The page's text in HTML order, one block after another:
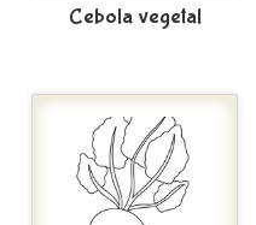
Cebola vegetal